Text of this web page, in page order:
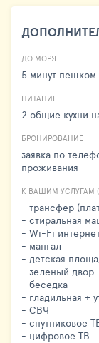
ДО МОРЯ
5 минут
ПИТАНИЕ
2 общие кухни
БРОНИРОВАНИЕ
заявка по
проживания
К ВАШИМ УСЛУГАМ
- трансфер
- стиральная
- Wi-Fi
- мангал
- детская
- зеленый двор
- беседка
- гладильная +
- СВЧ
- спутниковое
- цифровое ТВ